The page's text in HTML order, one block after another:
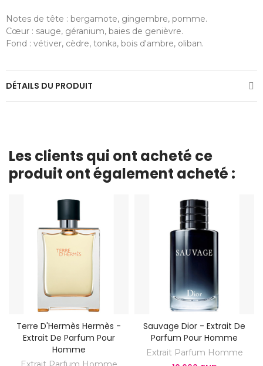
Notes de tête : bergamote, gingembre, pomme.
Cœur : sauge, géranium, baies de genièvre.
Fond : vétiver, cèdre, tonka, bois d'ambre, oliban.
DÉTAILS DU PRODUIT
Les clients qui ont acheté ce
produit ont également acheté :
Terre D'Hermès Hermès -
Extrait De Parfum Pour
Homme
Sauvage Dior - Extrait De
Parfum Pour Homme
Extrait Parfum Homme